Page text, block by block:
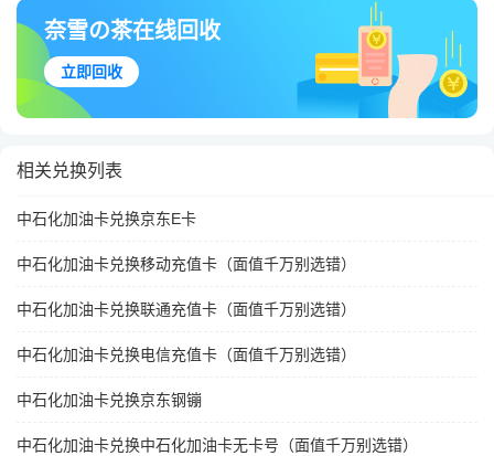
奈雪の茶在线回收
立即回收
相关兑换列表
中石化加油卡兑换京东E卡
中石化加油卡兑换移动充值卡（面值千万别选错）
中石化加油卡兑换联通充值卡（面值千万别选错）
中石化加油卡兑换电信充值卡（面值千万别选错）
中石化加油卡兑换京东钢镚
中石化加油卡兑换中石化加油卡无卡号（面值千万别选错）